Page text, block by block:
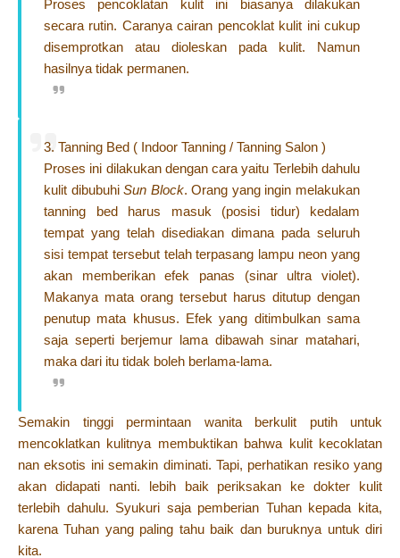
Proses pencoklatan kulit ini biasanya dilakukan
secara rutin. Caranya cairan pencoklat kulit ini cukup
disemprotkan atau dioleskan pada kulit. Namun
hasilnya tidak permanen.
3. Tanning Bed ( Indoor Tanning / Tanning Salon )
Proses ini dilakukan dengan cara yaitu Terlebih dahulu
kulit dibubuhiSun Block. Orang yang ingin melakukan
tanning bed harus masuk (posisi tidur) kedalam
tempat yang telah disediakan dimana pada seluruh
sisi tempat tersebut telah terpasang lampu neon yang
akan memberikan efek panas (sinar ultra violet).
Makanya mata orang tersebut harus ditutup dengan
penutup mata khusus. Efek yang ditimbulkan sama
saja seperti berjemur lama dibawah sinar matahari,
maka dari itu tidak boleh berlama-lama.
Semakin tinggi permintaan wanita berkulit putih untuk
mencoklatkan kulitnya membuktikan bahwa kulit kecoklatan
nan eksotis ini semakin diminati. Tapi, perhatikan resiko yang
akan didapati nanti. lebih baik periksakan ke dokter kulit
terlebih dahulu. Syukuri saja pemberian Tuhan kepada kita,
karena Tuhan yang paling tahu baik dan buruknya untuk diri
kita.